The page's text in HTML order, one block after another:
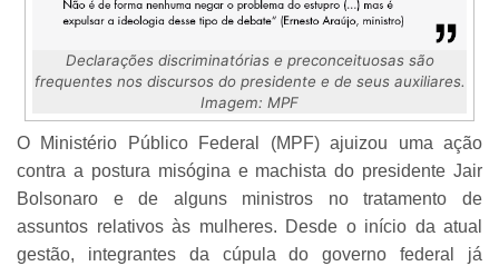
Declarações discriminatórias e preconceituosas são
frequentes nos discursos do presidente e de seus auxiliares.
Imagem: MPF
O Ministério Público Federal (MPF) ajuizou uma ação
contra a postura misógina e machista do presidente Jair
Bolsonaro e de alguns ministros no tratamento de
assuntos relativos às mulheres. Desde o início da atual
gestão, integrantes da cúpula do governo federal já